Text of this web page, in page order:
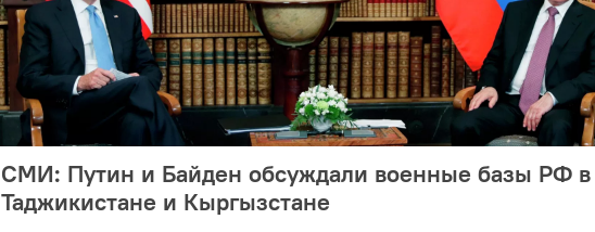
СМИ: Путин и Байден обсуждали военные базы РФ в
Таджикистане и Кыргызстане